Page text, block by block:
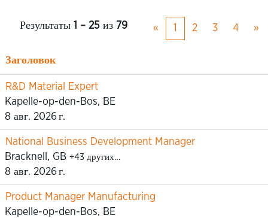
Результаты 1 – 25 из 79 « 1 2 3 4 »
Заголовок
R&D Material Expert
Kapelle-op-den-Bos, BE
8 авг. 2026 г.
National Business Development Manager
Bracknell, GB +43 других…
8 авг. 2026 г.
Product Manager Manufacturing
Kapelle-op-den-Bos, BE